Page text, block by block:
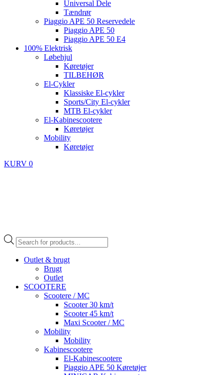
Universal Dele
Tændrør
Piaggio APE 50 Reservedele
Piaggio APE 50
Piaggio APE 50 E4
100% Elektrisk
Løbehjul
Køretøjer
TILBEHØR
El-Cykler
Klassiske El-cykler
Sports/City El-cykler
MTB El-cykler
El-Kabinescootere
Køretøjer
Mobility
Køretøjer
KURV 0
Products
search
Outlet & brugt
Brugt
Outlet
SCOOTERE
Scootere / MC
Scooter 30 km/t
Scooter 45 km/t
Maxi Scooter / MC
Mobility
Mobility
Kabinescootere
El-Kabinescootere
Piaggio APE 50 Køretøjer